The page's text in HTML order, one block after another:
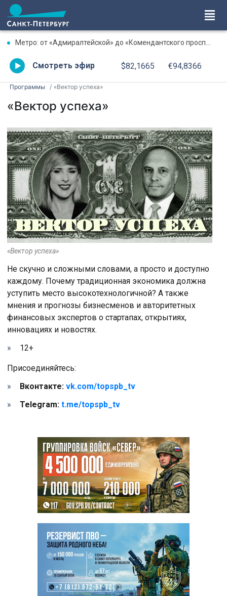
Метро: от «Адмиралтейской» до «Комендантского проспекта» увеличен интервал
Смотреть эфир $82,1665 €94,8366
Программы «Вектор успеха»
«Вектор успеха»
«Вектор успеха»
Не скучно и сложными словами, а просто и доступно
каждому. Почему традиционная экономика должна
уступить место высокотехнологичной? А также
мнения и прогнозы бизнесменов и авторитетных
финансовых экспертов о стартапах, открытиях,
инновациях и новостях.
12+
Присоединяйтесь:
Вконтакте: vk.com/topspb_tv
Telegram: t.me/topspb_tv